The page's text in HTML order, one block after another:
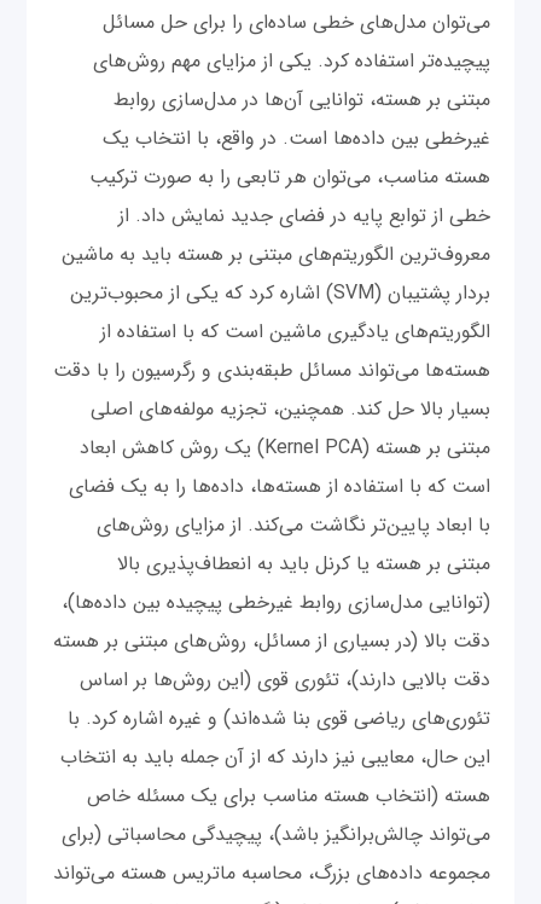
می‌توان مدل‌های خطی ساده‌ای را برای حل مسائل
پیچیده‌تر استفاده کرد. یکی از مزایای مهم روش‌های
مبتنی بر هسته، توانایی آن‌ها در مدل‌سازی روابط
غیرخطی بین داده‌ها است. در واقع، با انتخاب یک
هسته مناسب، می‌توان هر تابعی را به صورت ترکیب
خطی از توابع پایه در فضای جدید نمایش داد. از
معروف‌ترین الگوریتم‌های مبتنی بر هسته باید به ماشین
بردار پشتیبان (SVM) اشاره کرد که یکی از محبوب‌ترین
الگوریتم‌های یادگیری ماشین است که با استفاده از
هسته‌ها می‌تواند مسائل طبقه‌بندی و رگرسیون را با دقت
بسیار بالا حل کند. همچنین، تجزیه مولفه‌های اصلی
مبتنی بر هسته (Kernel PCA) یک روش کاهش ابعاد
است که با استفاده از هسته‌ها، داده‌ها را به یک فضای
با ابعاد پایین‌تر نگاشت می‌کند. از مزایای روش‌های
مبتنی بر هسته یا کرنل باید به انعطاف‌پذیری بالا
(توانایی مدل‌سازی روابط غیرخطی پیچیده بین داده‌ها)،
دقت بالا (در بسیاری از مسائل، روش‌های مبتنی بر هسته
دقت بالایی دارند)، تئوری قوی (این روش‌ها بر اساس
تئوری‌های ریاضی قوی بنا شده‌اند) و غیره اشاره کرد. با
این حال، معایبی نیز دارند که از آن جمله باید به انتخاب
هسته (انتخاب هسته مناسب برای یک مسئله خاص
می‌تواند چالش‌برانگیز باشد)، پیچیدگی محاسباتی (برای
مجموعه داده‌های بزرگ، محاسبه ماتریس هسته می‌تواند